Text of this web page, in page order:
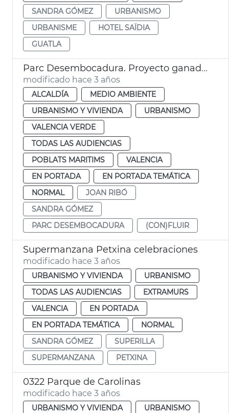
SANDRA GÓMEZ
URBANISMO
URBANISME
HOTEL SAÏDIA
GUATLA
Parc Desembocadura. Proyecto ganador
modificado hace 3 años
ALCALDÍA
MEDIO AMBIENTE
URBANISMO Y VIVIENDA
URBANISMO
VALENCIA VERDE
TODAS LAS AUDIENCIAS
POBLATS MARITIMS
VALENCIA
EN PORTADA
EN PORTADA TEMÁTICA
NORMAL
JOAN RIBÓ
SANDRA GÓMEZ
PARC DESEMBOCADURA
(CON)FLUIR
Supermanzana Petxina celebraciones
modificado hace 3 años
URBANISMO Y VIVIENDA
URBANISMO
TODAS LAS AUDIENCIAS
EXTRAMURS
VALENCIA
EN PORTADA
EN PORTADA TEMÁTICA
NORMAL
SANDRA GÓMEZ
SUPERILLA
SUPERMANZANA
PETXINA
0322 Parque de Carolinas
modificado hace 3 años
URBANISMO Y VIVIENDA
URBANISMO